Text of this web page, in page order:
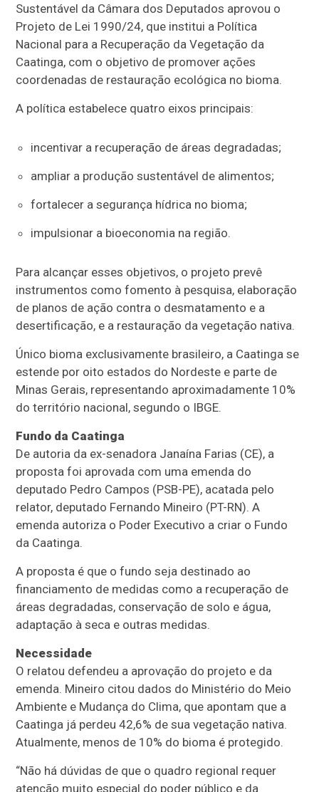
Sustentável da Câmara dos Deputados aprovou o
Projeto de Lei 1990/24, que institui a Política
Nacional para a Recuperação da Vegetação da
Caatinga, com o objetivo de promover ações
coordenadas de restauração ecológica no bioma.
A política estabelece quatro eixos principais:
incentivar a recuperação de áreas degradadas;
ampliar a produção sustentável de alimentos;
fortalecer a segurança hídrica no bioma;
impulsionar a bioeconomia na região.
Para alcançar esses objetivos, o projeto prevê
instrumentos como fomento à pesquisa, elaboração
de planos de ação contra o desmatamento e a
desertificação, e a restauração da vegetação nativa.
Único bioma exclusivamente brasileiro, a Caatinga se
estende por oito estados do Nordeste e parte de
Minas Gerais, representando aproximadamente 10%
do território nacional, segundo o IBGE.
Fundo da Caatinga
De autoria da ex-senadora Janaína Farias (CE), a
proposta foi aprovada com uma emenda do
deputado Pedro Campos (PSB-PE), acatada pelo
relator, deputado Fernando Mineiro (PT-RN). A
emenda autoriza o Poder Executivo a criar o Fundo
da Caatinga.
A proposta é que o fundo seja destinado ao
financiamento de medidas como a recuperação de
áreas degradadas, conservação de solo e água,
adaptação à seca e outras medidas.
Necessidade
O relatou defendeu a aprovação do projeto e da
emenda. Mineiro citou dados do Ministério do Meio
Ambiente e Mudança do Clima, que apontam que a
Caatinga já perdeu 42,6% de sua vegetação nativa.
Atualmente, menos de 10% do bioma é protegido.
“Não há dúvidas de que o quadro regional requer
atenção muito especial do poder público e da